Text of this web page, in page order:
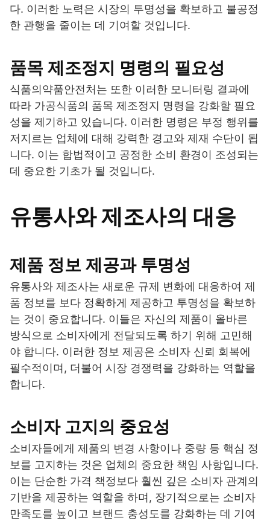
다. 이러한 노력은 시장의 투명성을 확보하고 불공정
한 관행을 줄이는 데 기여할 것입니다.
품목 제조정지 명령의 필요성
식품의약품안전처는 또한 이러한 모니터링 결과에
따라 가공식품의 품목 제조정지 명령을 강화할 필요
성을 제기하고 있습니다. 이러한 명령은 부정 행위를
저지르는 업체에 대해 강력한 경고와 제재 수단이 됩
니다. 이는 합법적이고 공정한 소비 환경이 조성되는
데 중요한 기초가 될 것입니다.
유통사와 제조사의 대응
제품 정보 제공과 투명성
유통사와 제조사는 새로운 규제 변화에 대응하여 제
품 정보를 보다 정확하게 제공하고 투명성을 확보하
는 것이 중요합니다. 이들은 자신의 제품이 올바른
방식으로 소비자에게 전달되도록 하기 위해 고민해
야 합니다. 이러한 정보 제공은 소비자 신뢰 회복에
필수적이며, 더불어 시장 경쟁력을 강화하는 역할을
합니다.
소비자 고지의 중요성
소비자들에게 제품의 변경 사항이나 중량 등 핵심 정
보를 고지하는 것은 업체의 중요한 책임 사항입니다.
이는 단순한 가격 책정보다 훨씬 깊은 소비자 관계의
기반을 제공하는 역할을 하며, 장기적으로는 소비자
만족도를 높이고 브랜드 충성도를 강화하는 데 기여